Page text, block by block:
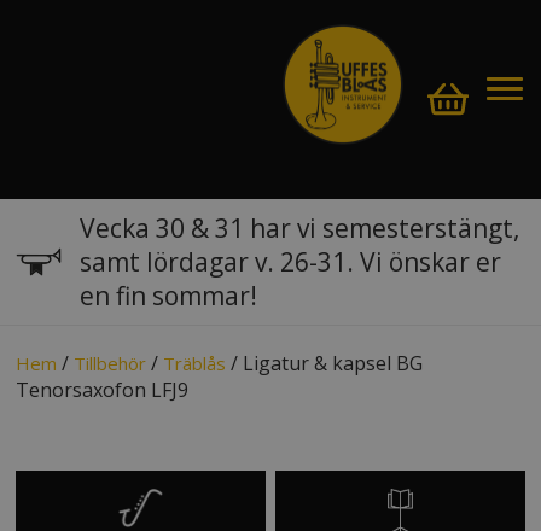
Vecka 30 & 31 har vi semesterstängt,
samt lördagar v. 26-31. Vi önskar er
en fin sommar!
Hem / Tillbehör / Träblås / Ligatur & kapsel BG
Tenorsaxofon LFJ9